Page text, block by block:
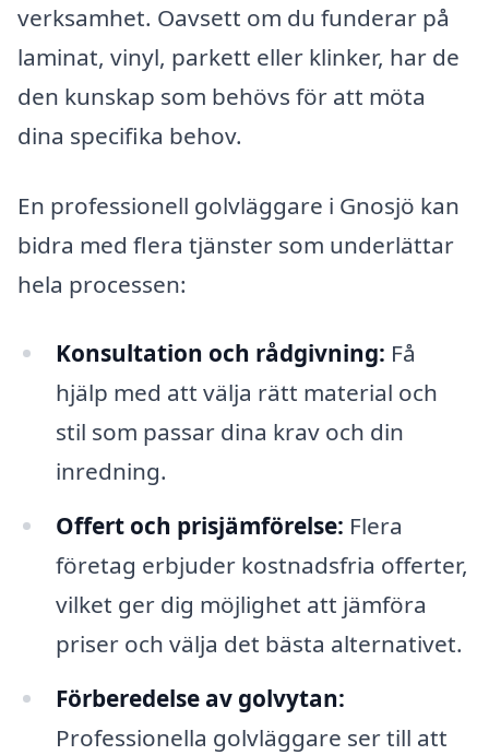
verksamhet. Oavsett om du funderar på
laminat, vinyl, parkett eller klinker, har de
den kunskap som behövs för att möta
dina specifika behov.
En professionell golvläggare i Gnosjö kan
bidra med flera tjänster som underlättar
hela processen:
Konsultation och rådgivning: Få
hjälp med att välja rätt material och
stil som passar dina krav och din
inredning.
Offert och prisjämförelse: Flera
företag erbjuder kostnadsfria offerter,
vilket ger dig möjlighet att jämföra
priser och välja det bästa alternativet.
Förberedelse av golvytan:
Professionella golvläggare ser till att